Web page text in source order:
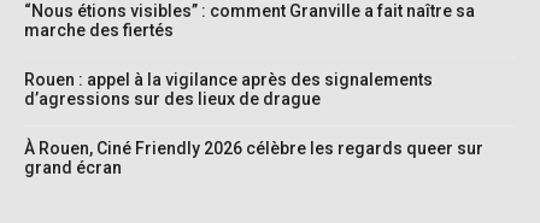
“Nous étions visibles” : comment Granville a fait naître sa
marche des fiertés
Rouen : appel à la vigilance après des signalements
d’agressions sur des lieux de drague
À Rouen, Ciné Friendly 2026 célèbre les regards queer sur
grand écran